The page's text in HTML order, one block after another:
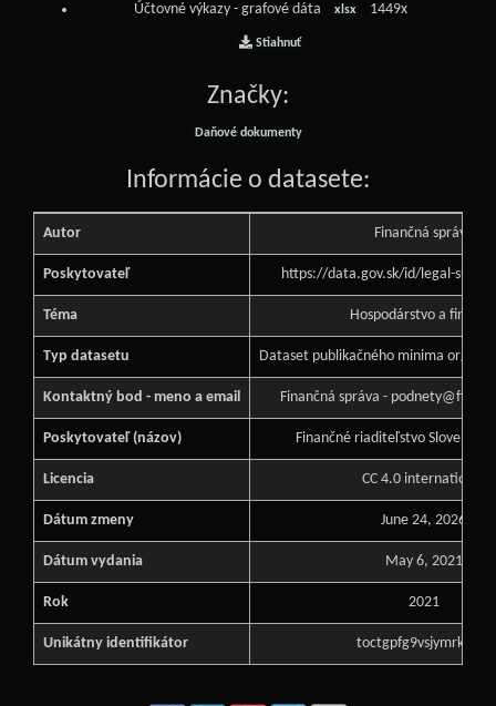
Účtovné výkazy - grafové dáta xlsx 1449x
Stiahnuť
Značky:
Daňové dokumenty
Informácie o datasete:
Autor Finančná správa
Poskytovateľ https://data.gov.sk/id/legal-
Téma Hospodárstvo a
Typ datasetu Dataset publikačného minima orgánu
Kontaktný bod - meno a email Finančná správa -
Poskytovateľ (názov) Finančné riaditeľstvo
Licencia CC 4.0 international
Dátum zmeny June 24, 2026
Dátum vydania May 6, 2021
Rok 2021
Unikátny identifikátor toctgpfg9vsjymrksxk2